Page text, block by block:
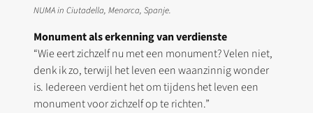
NUMA in Ciutadella, Menorca, Spanje.
Monument als erkenning van verdienste
“Wie eert zichzelf nu met een monument? Velen niet,
denk ik zo, terwijl het leven een waanzinnig wonder
is. Iedereen verdient het om tijdens het leven een
monument voor zichzelf op te richten.”